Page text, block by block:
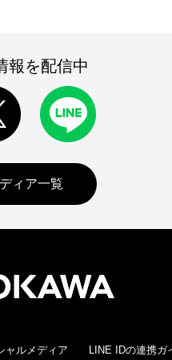
報を配信中
ィア一覧
ャルメディア LINE IDの連携ガ